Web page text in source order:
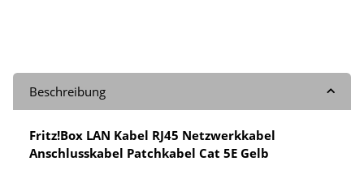
Beschreibung
Fritz!Box LAN Kabel RJ45 Netzwerkkabel
Anschlusskabel Patchkabel Cat 5E Gelb